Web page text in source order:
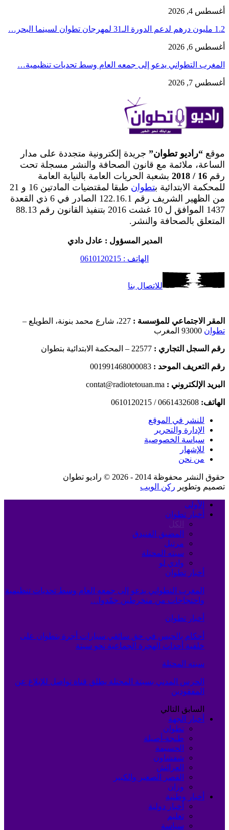
أغسطس 4, 2026
1.2 مليون درهم لدعم الدورة الـ31 لمهرجان تطوان لسينما البحر…
أغسطس 6, 2026
المغرب التطواني يدعو إلى جمعه العام وسط تحديات تنظيمية…
أغسطس 7, 2026
موقع “راديو تطوان” جريدة إلكترونية متجددة على مدار
الساعة، ملائمة مع قانون الصحافة والنشر مسجلة تحت
رقم 16 / 2018
بشعبة الحريات العامة بالنيابة العامة
للمحكمة الابتدائية بتطوان
طبقا لمقتضيات المادتين 16 و 21
من الظهير الشريف رقم 122.16.1 الصادر في 6 ذي القعدة
1437 الموافق ل 10 غشت 2016 بتنفيذ القانون رقم 88.13
المتعلق بالصحافة والنشر.
المدير المسؤول : عادل دادي
الهاتف : 0610120215
للاتصال بنا
المقر الاجتماعي للمؤسسة : 227، شارع محمد بنونة، الطويلع –
تطوان
رقم السجل التجاري : 22577 – المحكمة الابتدائية بتطوان
رقم التعريف الموحد : 001991468000083
البريد الإلكتروني : contat@radiotetouan.ma
الهاتف: 0661432608 / 0610120215
للنشر في الموقع
الإدارة والتحرير
سياسة الخصوصية
للإشهار
من نحن
حقوق النشر محفوظة 2014 - 2026 © راديو تطوان
تصميم وتطوير ركن الويب
الأولى
أخبار تطوان
الكل
المضيق الفنيدق
مرتيل
سبته المحتلة
وادي لو
أخبار تطوان
المغرب التطواني يدعو إلى جمعه العام وسط تحديات تنظيمية
واحتجاجات من منخرطين جمّدوا…
أخبار تطوان
أحكام بالحبس في حق سائقي سيارات أجرة بتطوان على
خلفية أحداث الهجرة الجماعية نحو سبتة
سبته المحتلة
الحرس المدني بسبتة المحتلة يطلق قناة تواصل للإبلاغ عن
المفقودين
السابق التالي
أخبار الجهة
تطوان
طنجة-أصيلة
الحسيمة
شفشاون
العرائش
القصر الصغير والكبير
وزان
أخبار وطنية
أخبار دولية
تعليم
سياسة